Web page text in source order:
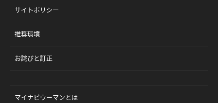
サイトポリシー
推奨環境
お詫びと訂正
マイナビウーマンとは